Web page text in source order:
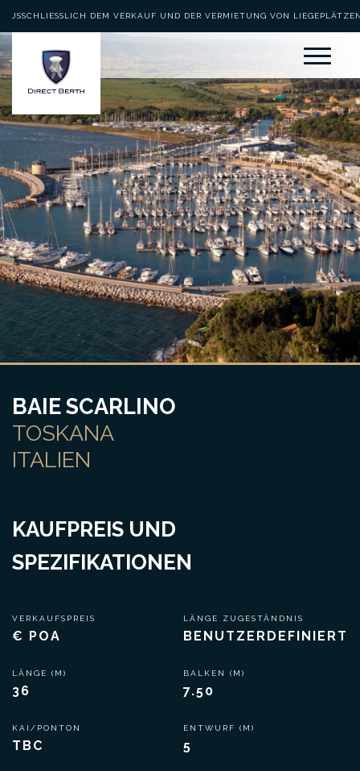
AUSSCHLIESSLICH DEM VERKAUF UND DER VERMIETUNG VON LIEGEPLÄTZEN
BAIE SCARLINO
TOSKANA
ITALIEN
KAUFPREIS UND
SPEZIFIKATIONEN
VERKAUFSPREIS
€ POA
LÄNGE (M)
36
KAI/PONTON
TBC
LÄNGE ZUGESTÄNDNIS
BENUTZERDEFINIERT
BALKEN (M)
7.50
ENTWURF (M)
5